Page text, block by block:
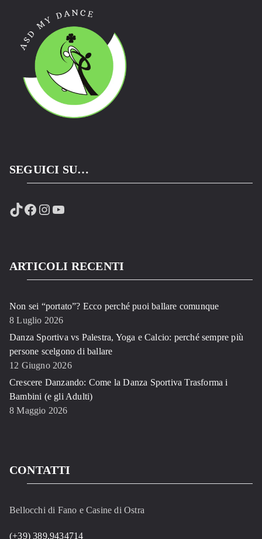
SEGUICI SU…
TikTok
Facebook
Instagram
YouTube
ARTICOLI RECENTI
Non sei “portato”? Ecco perché puoi ballare comunque
8 Luglio 2026
Danza Sportiva vs Palestra, Yoga e Calcio: perché sempre più
persone scelgono di ballare
12 Giugno 2026
Crescere Danzando: Come la Danza Sportiva Trasforma i
Bambini (e gli Adulti)
8 Maggio 2026
CONTATTI
Bellocchi di Fano e Casine di Ostra
(+39) 389.9434714